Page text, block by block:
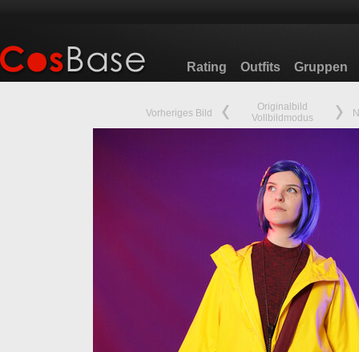
Rating Outfits Gruppen
Vorheriges Bild
Originalbild
Vollbildmodus